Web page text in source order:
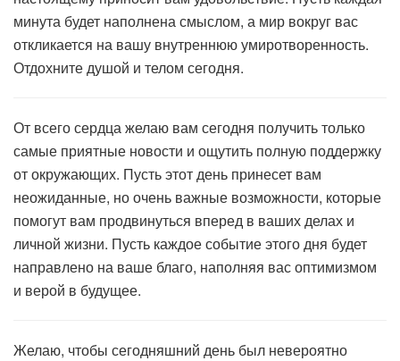
минута будет наполнена смыслом, а мир вокруг вас
откликается на вашу внутреннюю умиротворенность.
Отдохните душой и телом сегодня.
От всего сердца желаю вам сегодня получить только
самые приятные новости и ощутить полную поддержку
от окружающих. Пусть этот день принесет вам
неожиданные, но очень важные возможности, которые
помогут вам продвинуться вперед в ваших делах и
личной жизни. Пусть каждое событие этого дня будет
направлено на ваше благо, наполняя вас оптимизмом
и верой в будущее.
Желаю, чтобы сегодняшний день был невероятно